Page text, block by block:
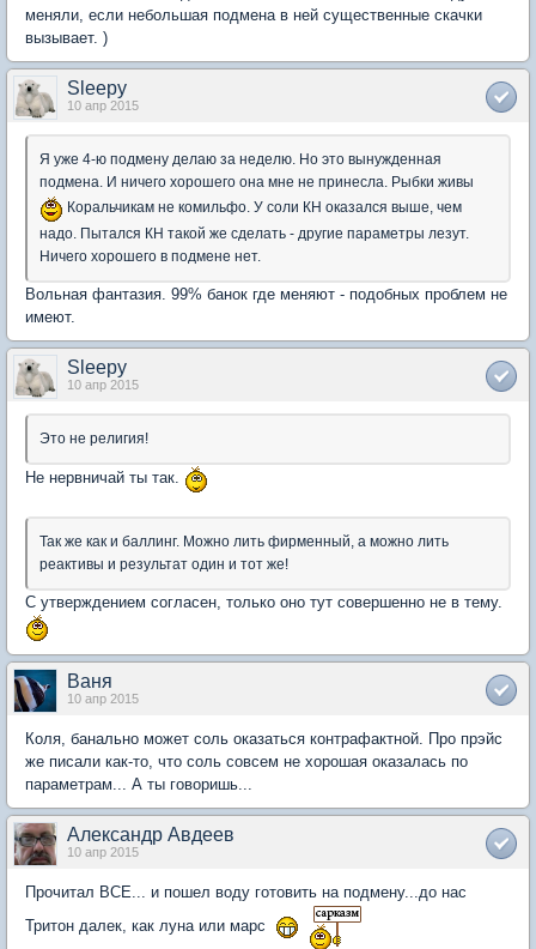
меняли, если небольшая подмена в ней существенные скачки
вызывает. )
Sleepy
10 апр 2015
Я уже 4-ю подмену делаю за неделю. Но это вынужденная
подмена. И ничего хорошего она мне не принесла. Рыбки живы
Коральчикам не комильфо. У соли КН оказался выше, чем
надо. Пытался КН такой же сделать - другие параметры лезут.
Ничего хорошего в подмене нет.
Вольная фантазия. 99% банок где меняют - подобных проблем не
имеют.
Sleepy
10 апр 2015
Это не религия!
Не нервничай ты так.
Так же как и баллинг. Можно лить фирменный, а можно лить
реактивы и результат один и тот же!
С утверждением согласен, только оно тут совершенно не в тему.
Ваня
10 апр 2015
Коля, банально может соль оказаться контрафактной. Про прэйс
же писали как-то, что соль совсем не хорошая оказалась по
параметрам... А ты говоришь...
Александр Авдеев
10 апр 2015
Прочитал ВСЕ... и пошел воду готовить на подмену...до нас
Тритон далек, как луна или марс